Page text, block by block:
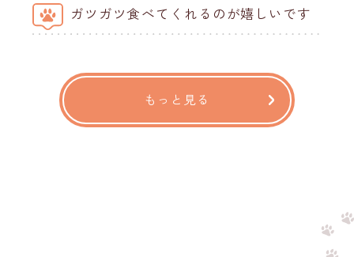
ガツガツ食べてくれるのが嬉しいです
もっと見る